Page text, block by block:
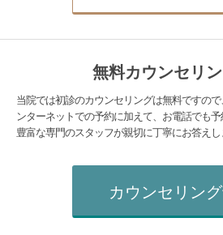
無料カウンセリ
当院では初診のカウンセリングは無料ですの
ンターネットでの予約に加えて、お電話でも
豊富な専門のスタッフが親切に丁寧にお答えし
カウンセリン